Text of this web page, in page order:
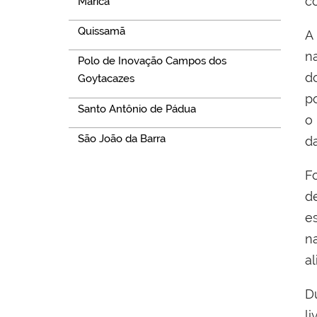
Quissamã
Polo de Inovação Campos dos
Goytacazes
Santo Antônio de Pádua
São João da Barra
A
o